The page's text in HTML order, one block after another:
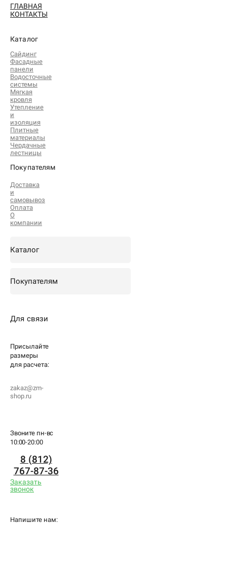
ГЛАВНАЯ
КОНТАКТЫ
Каталог
Сайдинг
Фасадные
панели
Водосточные
системы
Мягкая
кровля
Утепление
и
изоляция
Плитные
материалы
Чердачные
лестницы
Покупателям
Доставка
и
самовывоз
Оплата
О
компании
Каталог
Покупателям
Для связи
Присылайте
размеры
для расчета:
zakaz@zm-
shop.ru
Звоните пн-вс
10:00-20:00
8 (812)
767-87-36
Заказать
звонок
Напишите нам: